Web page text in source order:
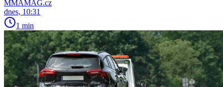
MMAMAG.cz
dnes, 10:31
1 min